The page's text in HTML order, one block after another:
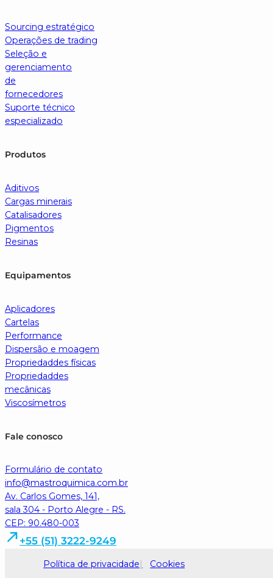
Sourcing estratégico
Operações de trading
Seleção e
gerenciamento
de
fornecedores
Suporte técnico
especializado
Produtos
Aditivos
Cargas minerais
Catalisadores
Pigmentos
Resinas
Equipamentos
Aplicadores
Cartelas
Performance
Dispersão e moagem
Propriedaddes físicas
Propriedaddes
mecânicas
Viscosímetros
Fale conosco
Formulário de contato
info@mastroquimica.com.br
Av. Carlos Gomes, 141,
sala 304 - Porto Alegre - RS.
CEP: 90.480-003
+55 (51) 3222-9249
Política de privacidade Cookies